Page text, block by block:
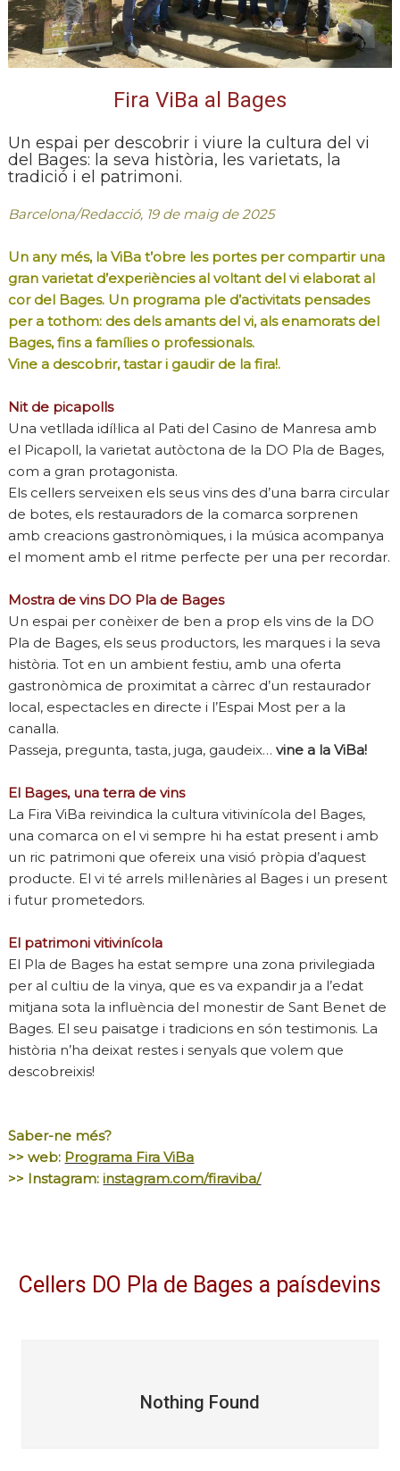
Fira ViBa al Bages
Un espai per descobrir i viure la cultura del vi
del Bages: la seva història, les varietats, la
tradició i el patrimoni.
Barcelona/Redacció, 19 de maig de 2025
Un any més, la ViBa t’obre les portes per compartir una
gran varietat d’experiències al voltant del vi elaborat al
cor del Bages. Un programa ple d’activitats pensades
per a tothom: des dels amants del vi, als enamorats del
Bages, fins a famílies o professionals.
Vine a descobrir, tastar i gaudir de la fira!.
Nit de picapolls
Una vetllada idíl·lica al Pati del Casino de Manresa amb
el Picapoll, la varietat autòctona de la DO Pla de Bages,
com a gran protagonista.
Els cellers serveixen els seus vins des d’una barra circular
de botes, els restauradors de la comarca sorprenen
amb creacions gastronòmiques, i la música acompanya
el moment amb el ritme perfecte per una per recordar.
Mostra de vins DO Pla de Bages
Un espai per conèixer de ben a prop els vins de la DO
Pla de Bages, els seus productors, les marques i la seva
història. Tot en un ambient festiu, amb una oferta
gastronòmica de proximitat a càrrec d’un restaurador
local, espectacles en directe i l’Espai Most per a la
canalla.
Passeja, pregunta, tasta, juga, gaudeix…vine a la ViBa!
El Bages, una terra de vins
La Fira ViBa reivindica la cultura vitivinícola del Bages,
una comarca on el vi sempre hi ha estat present i amb
un ric patrimoni que ofereix una visió pròpia d’aquest
producte. El vi té arrels mil·lenàries al Bages i un present
i futur prometedors.
El patrimoni vitivinícola
El Pla de Bages ha estat sempre una zona privilegiada
per al cultiu de la vinya, que es va expandir ja a l’edat
mitjana sota la influència del monestir de Sant Benet de
Bages. El seu paisatge i tradicions en són testimonis. La
història n’ha deixat restes i senyals que volem que
descobreixis!
Saber-ne més?
>> web: Programa Fira ViBa
>> Instagram:instagram.com/firaviba/
Cellers DO Pla de Bages a paísdevins
Nothing Found